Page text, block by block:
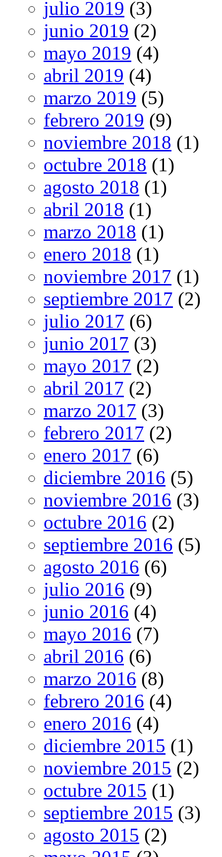
julio 2019 (3)
junio 2019 (2)
mayo 2019 (4)
abril 2019 (4)
marzo 2019 (5)
febrero 2019 (9)
noviembre 2018 (1)
octubre 2018 (1)
agosto 2018 (1)
abril 2018 (1)
marzo 2018 (1)
enero 2018 (1)
noviembre 2017 (1)
septiembre 2017 (2)
julio 2017 (6)
junio 2017 (3)
mayo 2017 (2)
abril 2017 (2)
marzo 2017 (3)
febrero 2017 (2)
enero 2017 (6)
diciembre 2016 (5)
noviembre 2016 (3)
octubre 2016 (2)
septiembre 2016 (5)
agosto 2016 (6)
julio 2016 (9)
junio 2016 (4)
mayo 2016 (7)
abril 2016 (6)
marzo 2016 (8)
febrero 2016 (4)
enero 2016 (4)
diciembre 2015 (1)
noviembre 2015 (2)
octubre 2015 (1)
septiembre 2015 (3)
agosto 2015 (2)